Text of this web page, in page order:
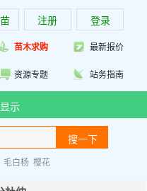
注册 登录
苗木求购 最新报价
资源专题 站务指南
示
毛白杨 樱花